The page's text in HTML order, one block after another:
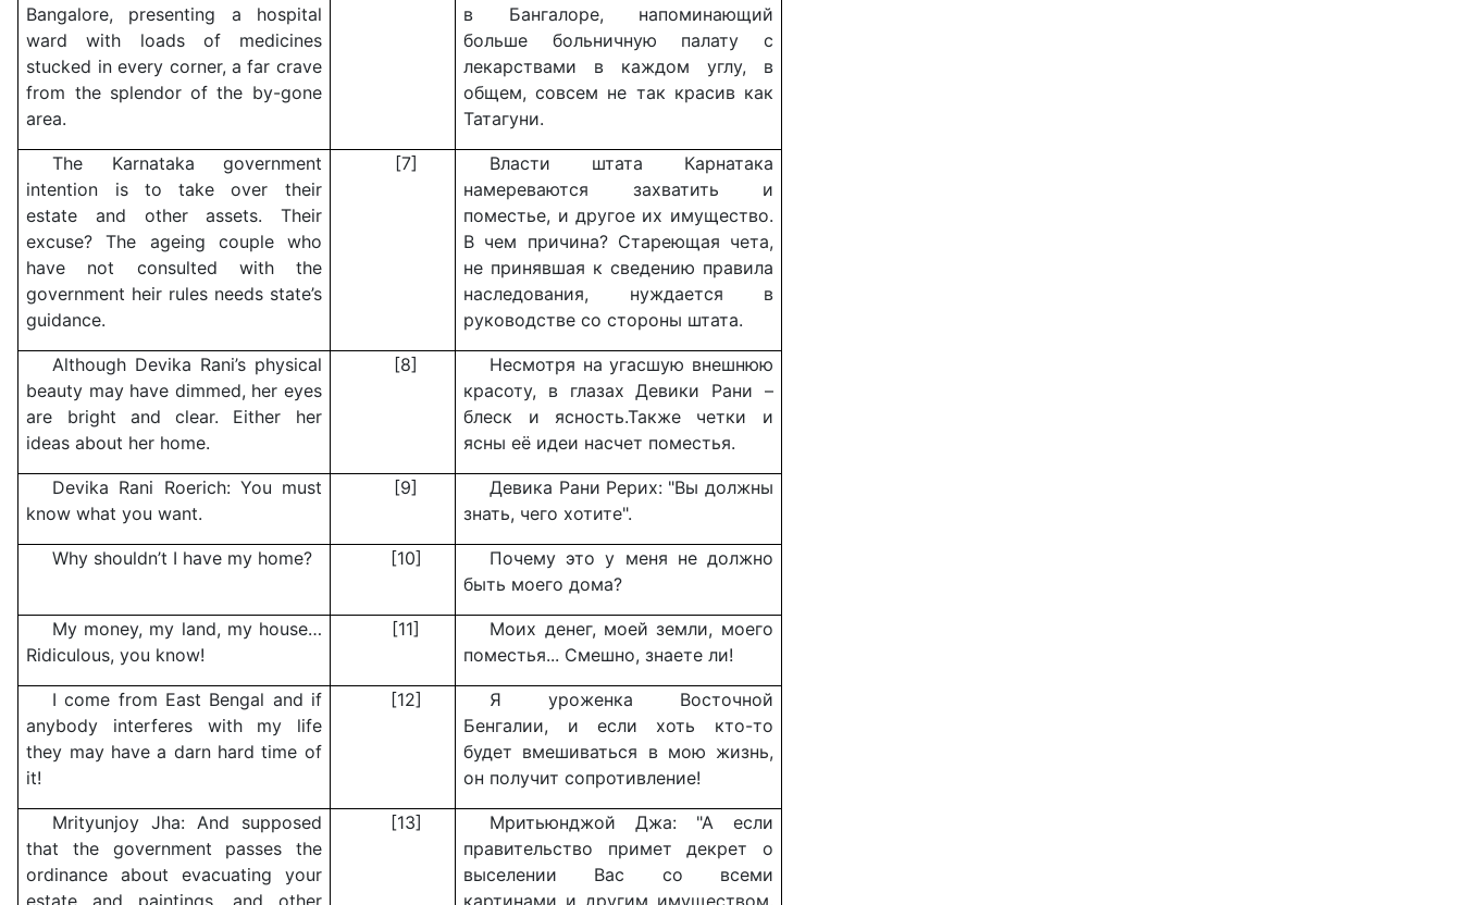
Bangalore, presenting a hospital
ward with loads of medicines
stucked in every corner, a far crave
from the splendor of the by-gone
area.
в Бангалоре, напоминающий
больше больничную палату с
лекарствами в каждом углу, в
общем, совсем не так красив как
Татагуни.
The Karnataka government
intention is to take over their
estate and other assets. Their
excuse? The ageing couple who
have not consulted with the
government heir rules needs state’s
guidance.
[7]
Власти штата Карнатака
намереваются захватить и
поместье, и другое их имущество.
В чем причина? Стареющая чета,
не принявшая к сведению правила
наследования, нуждается в
руководстве со стороны штата.
Although Devika Rani’s physical
beauty may have dimmed, her eyes
are bright and clear. Either her
ideas about her home.
[8]
Несмотря на угасшую внешнюю
красоту, в глазах Девики Рани –
блеск и ясность.Также четки и
ясны её идеи насчет поместья.
Devika Rani Roerich: You must
know what you want.
[9]
Девика Рани Рерих: "Вы должны
знать, чего хотите".
Why shouldn’t I have my home? [10]
Почему это у меня не должно
быть моего дома?
My money, my land, my house…
Ridiculous, you know!
[11]
Моих денег, моей земли, моего
поместья... Смешно, знаете ли!
I come from East Bengal and if
anybody interferes with my life
they may have a darn hard time of
it!
[12]
Я уроженка Восточной
Бенгалии, и если хоть кто-то
будет вмешиваться в мою жизнь,
он получит сопротивление!
Mrityunjoy Jha: And supposed
that the government passes the
ordinance about evacuating your
estate and paintings, and other
[13]
Мритьюнджой Джа: "А если
правительство примет декрет о
выселении Вас со всеми
картинами и другим имуществом,